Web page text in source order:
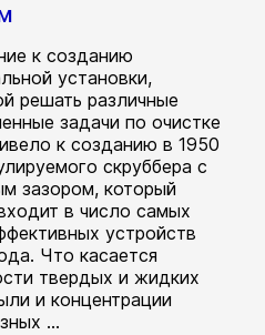
к созданию
установки,
решать различные
задачи по очистке
к созданию в 1950
скруббера с
зазором, который
в число самых
устройств
Что касается
твердых и жидких
и концентрации
...